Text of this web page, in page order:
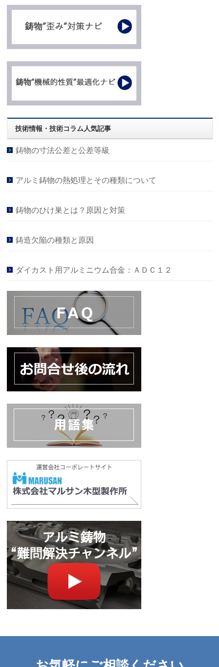
技術情報・技術コラム人気記事
鋳物の寸法公差と公差等級
アルミ鋳物の熱処理とその種類について
鋳物のひけ巣とは？原因と対策
鋳造欠陥の種類と原因
ダイカスト用アルミニウム合金：ＡＤＣ１２